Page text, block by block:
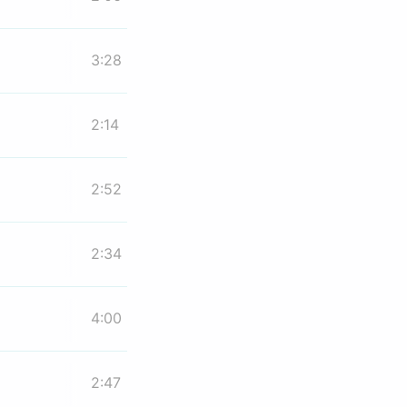
3:28
2:14
2:52
2:34
4:00
2:47